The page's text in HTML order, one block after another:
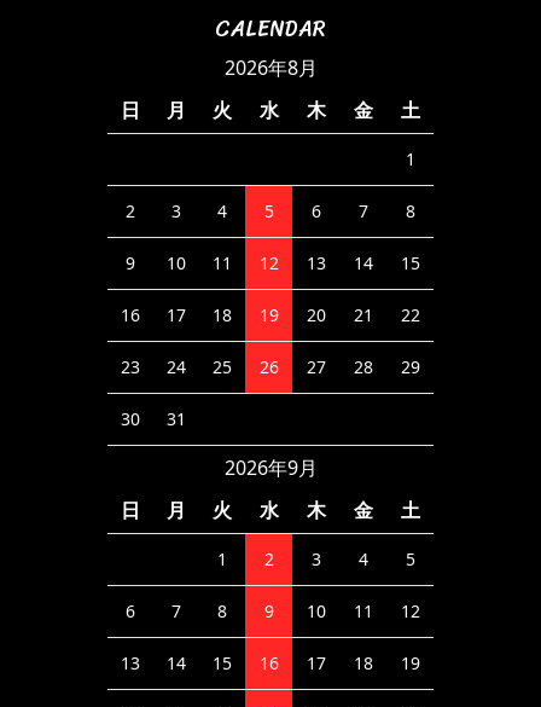
CALENDAR
2026年8月
日
月 火 水 木 金 土
1
2 3 4 5 6 7 8
9 10 11 12 13 14 15
16 17 18 19 20 21 22
23 24 25 26 27 28 29
30 31
2026年9月
日
月 火 水 木 金 土
1 2 3 4 5
6 7 8 9 10 11 12
13 14 15 16 17 18 19